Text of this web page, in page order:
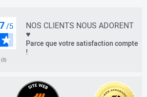
NOS CLIENTS NOUS ADORENT
♥
Parce que votre satisfaction compte
!
(3)